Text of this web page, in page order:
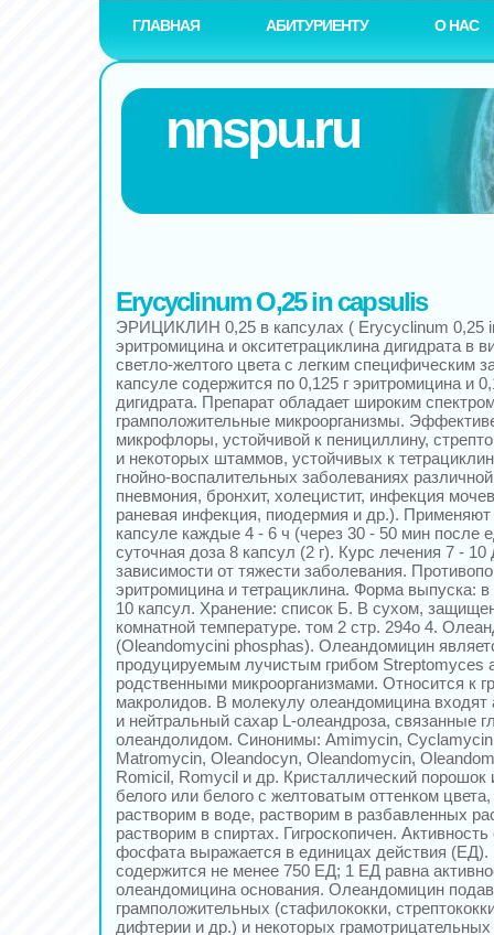
ГЛАВНАЯ АБИТУРИЕНТУ О НАС
nnspu.ru
Erycyclinum O,25 in capsulis
ЭРИЦИКЛИН 0,25 в капсулах ( Erycyclinum 0,25
эритромицина и окситетрациклина дигидрата в
светло-желтого цвета с легким специфическим
капсуле содержится по 0,125 г эритромицина и
дигидрата. Препарат обладает широким
грамположительные микроорганизмы.
микрофлоры, устойчивой к пенициллину,
и некоторых штаммов, устойчивых к
гнойно-воспалительных заболеваниях
пневмония, бpонхит, холецистит, инфекция
раневая инфекция, пиодермия и др.). Пpименяют
капсуле каждые 4 - 6 ч (через 30 - 50 мин после
суточная доза 8 капсул (2 г). Курс лечения 7 -
зависимости от тяжести заболевания.
эритромицина и тетрациклина. Форма выпуска: в
10 капсул. Хpанение: список Б. В сухом,
комнатной температуре. том 2 стр. 294o 4.
(Oleandomycini phosphas). Олеандомицин
продуцируемым лучистым грибом Streptomyces
родственными микроорганизмами. Относится к
макролидов. В молекулу олеандомицина входят
и нейтральный сахар L-олеандроза, связанные
олеандолидом. Синонимы: Amimycin,
Matromycin, Oleandocyn, Oleandomycin,
Romicil, Romycil и др. Кристаллический порошок
белого или белого с желтоватым оттенком цвета,
растворим в воде, растворим в разбавленных
растворим в спиртах. Гигроскопичен.
фосфата выражается в единицах действия (ЕД).
содержится не менее 750 ЕД; 1 ЕД равна
олеандомицина основания. Олеандомицин
грамположительных (стафилококки,
дифтерии и др.) и некоторых грамотрицательных